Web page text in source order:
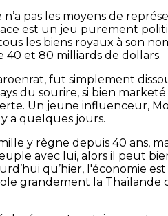
pas les moyens de
est un jeu purement
les biens royaux à son
et 80 milliards de dollars.
fut simplement
du sourire, si bien
Un jeune influenceur,
a quelques jours.
y règne depuis 40 ans,
avec lui, alors il peut
qu’hier, l'économie
grandement la Thaïlande